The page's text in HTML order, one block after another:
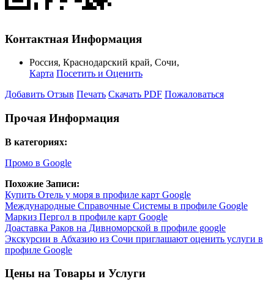
Контактная Информация
Россия, Краснодарский край, Сочи,
Карта Посетить и Оценить
Добавить Отзыв Печать Скачать PDF Пожаловаться
Прочая Информация
В категориях:
Промо в Google
Похожие Записи:
Купить Отель у моря в профиле карт Google
Международные Справочные Системы в профиле Google
Маркиз Пергол в профиле карт Google
Доаставка Раков на Дивноморской в профиле google
Экскурсии в Абхазию из Сочи приглашают оценить услуги в
профиле Google
Цены на Товары и Услуги